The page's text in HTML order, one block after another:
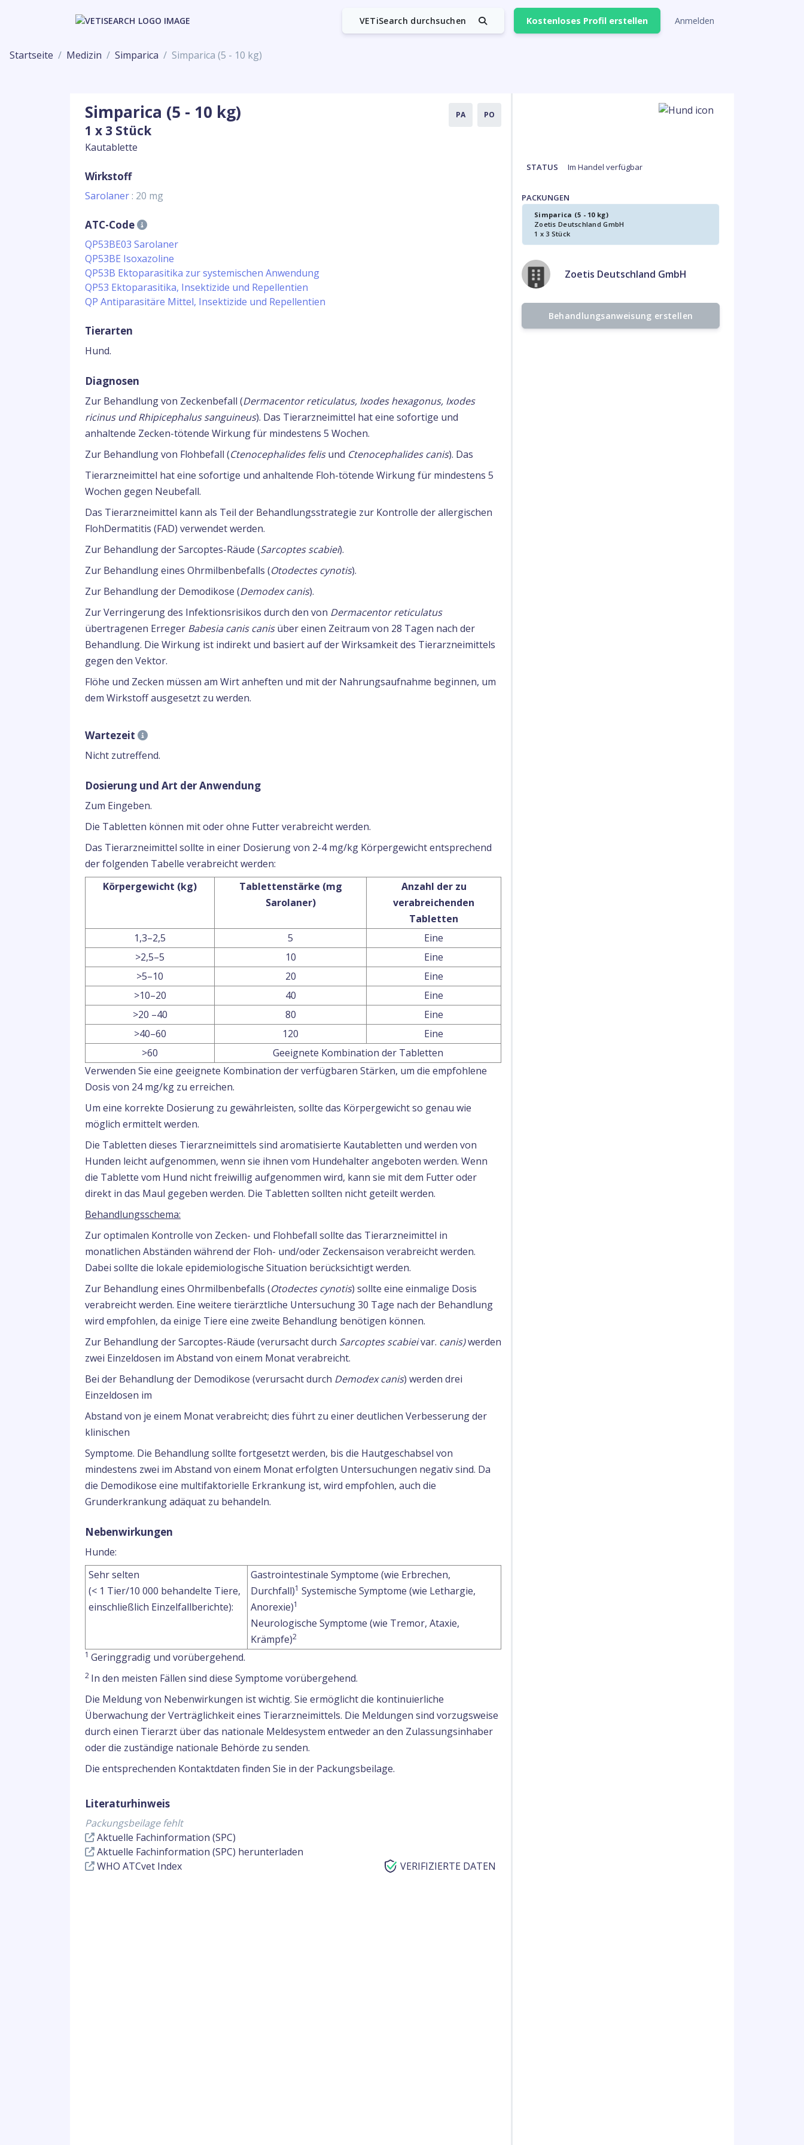
VETiSearch durchsuchen Kostenloses Profil erstellen Anmelden
Startseite Medizin Simparica Simparica (5 - 10 kg)
Simparica (5 - 10 kg)
1 x 3 Stück
Kautablette
PA PO
Wirkstoff
Sarolaner : 20 mg
ATC-Code
QP53BE03 Sarolaner
QP53BE Isoxazoline
QP53B Ektoparasitika zur systemischen Anwendung
QP53 Ektoparasitika, Insektizide und Repellentien
QP Antiparasitäre Mittel, Insektizide und Repellentien
Tierarten
Hund.
Diagnosen
Zur Behandlung von Zeckenbefall (Dermacentor reticulatus, Ixodes hexagonus, Ixodes
ricinus und Rhipicephalus sanguineus). Das Tierarzneimittel hat eine sofortige und
anhaltende Zecken-tötende Wirkung für mindestens 5 Wochen.
Zur Behandlung von Flohbefall (Ctenocephalides felisund Ctenocephalides canis). Das
Tierarzneimittel hat eine sofortige und anhaltende Floh-tötende Wirkung für mindestens 5
Wochen gegen Neubefall.
Das Tierarzneimittel kann als Teil der Behandlungsstrategie zur Kontrolle der allergischen
FlohDermatitis (FAD) verwendet werden.
Zur Behandlung der Sarcoptes-Räude (Sarcoptes scabiei).
Zur Behandlung eines Ohrmilbenbefalls (Otodectes cynotis).
Zur Behandlung der Demodikose (Demodex canis).
Zur Verringerung des Infektionsrisikos durch den von Dermacentor reticulatus
übertragenen Erreger Babesia canis canisüber einen Zeitraum von 28 Tagen nach der
Behandlung. Die Wirkung ist indirekt und basiert auf der Wirksamkeit des Tierarzneimittels
gegen den Vektor.
Flöhe und Zecken müssen am Wirt anheften und mit der Nahrungsaufnahme beginnen, um
dem Wirkstoff ausgesetzt zu werden.
Wartezeit
Nicht zutreffend.
Dosierung und Art der Anwendung
Zum Eingeben.
Die Tabletten können mit oder ohne Futter verabreicht werden.
Das Tierarzneimittel sollte in einer Dosierung von 2-4 mg/kg Körpergewicht entsprechend
der folgenden Tabelle verabreicht werden:
Körpergewicht (kg)
Tablettenstärke (mg
Sarolaner)
Anzahl der zu
verabreichenden
Tabletten
1,3–2,5
5
Eine
>2,5–5
10
Eine
>5–10
20
Eine
>10–20
40
Eine
>20 –40
80
Eine
>40–60
120
Eine
>60
Geeignete Kombination der Tabletten
Verwenden Sie eine geeignete Kombination der verfügbaren Stärken, um die empfohlene
Dosis von 24 mg/kg zu erreichen.
Um eine korrekte Dosierung zu gewährleisten, sollte das Körpergewicht so genau wie
möglich ermittelt werden.
Die Tabletten dieses Tierarzneimittels sind aromatisierte Kautabletten und werden von
Hunden leicht aufgenommen, wenn sie ihnen vom Hundehalter angeboten werden. Wenn
die Tablette vom Hund nicht freiwillig aufgenommen wird, kann sie mit dem Futter oder
direkt in das Maul gegeben werden. Die Tabletten sollten nicht geteilt werden.
Behandlungsschema:
Zur optimalen Kontrolle von Zecken- und Flohbefall sollte das Tierarzneimittel in
monatlichen Abständen während der Floh- und/oder Zeckensaison verabreicht werden.
Dabei sollte die lokale epidemiologische Situation berücksichtigt werden.
Zur Behandlung eines Ohrmilbenbefalls (Otodectes cynotis) sollte eine einmalige Dosis
verabreicht werden. Eine weitere tierärztliche Untersuchung 30 Tage nach der Behandlung
wird empfohlen, da einige Tiere eine zweite Behandlung benötigen können.
Zur Behandlung der Sarcoptes-Räude (verursacht durch Sarcoptes scabieivar. canis)werden
zwei Einzeldosen im Abstand von einem Monat verabreicht.
Bei der Behandlung der Demodikose (verursacht durch Demodex canis) werden drei
Einzeldosen im
Abstand von je einem Monat verabreicht; dies führt zu einer deutlichen Verbesserung der
klinischen
Symptome. Die Behandlung sollte fortgesetzt werden, bis die Hautgeschabsel von
mindestens zwei im Abstand von einem Monat erfolgten Untersuchungen negativ sind. Da
die Demodikose eine multifaktorielle Erkrankung ist, wird empfohlen, auch die
Grunderkrankung adäquat zu behandeln.
Nebenwirkungen
Hunde:
Sehr selten
(< 1 Tier/10 000 behandelte Tiere,
einschließlich Einzelfallberichte):
Gastrointestinale Symptome (wie Erbrechen,
Durchfall)1 Systemische Symptome (wie Lethargie,
Anorexie)1
Neurologische Symptome (wie Tremor, Ataxie,
Krämpfe)2
1 Geringgradig und vorübergehend.
2 In den meisten Fällen sind diese Symptome vorübergehend.
Die Meldung von Nebenwirkungen ist wichtig. Sie ermöglicht die kontinuierliche
Überwachung der Verträglichkeit eines Tierarzneimittels. Die Meldungen sind vorzugsweise
durch einen Tierarzt über das nationale Meldesystem entweder an den Zulassungsinhaber
oder die zuständige nationale Behörde zu senden.
Die entsprechenden Kontaktdaten finden Sie in der Packungsbeilage.
Literaturhinweis
Packungsbeilage fehlt
Aktuelle Fachinformation (SPC)
Aktuelle Fachinformation (SPC) herunterladen
WHO ATCvet Index
VERIFIZIERTE DATEN
STATUS Im Handel verfügbar
PACKUNGEN
Simparica (5 - 10 kg)
Zoetis Deutschland GmbH
1 x 3 Stück
Zoetis Deutschland GmbH
Behandlungsanweisung erstellen